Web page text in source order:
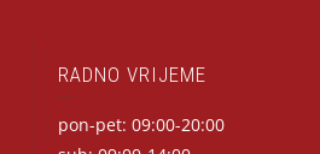
RADNO VRIJEME
pon-pet: 09:00-20:00